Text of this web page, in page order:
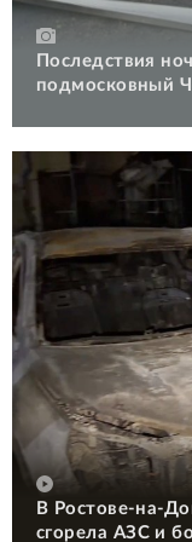
Последствия
подмосковный
В Ростове-на-
сгорела АЗС и